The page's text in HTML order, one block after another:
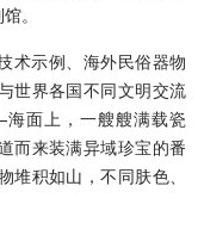
。
术示例、海外民俗器物
世界各国不同文明交流
面上，一艘艘满载瓷
而来装满异域珍宝的番
积如山，不同肤色、